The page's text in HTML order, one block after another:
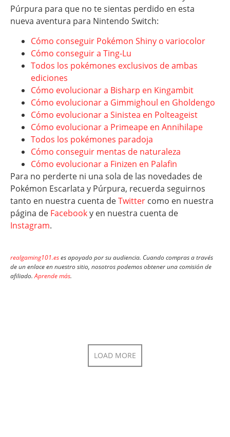
Púrpura para que no te sientas perdido en esta
nueva aventura para Nintendo Switch:
Cómo conseguir Pokémon Shiny o variocolor
Cómo conseguir a Ting-Lu
Todos los pokémones exclusivos de ambas
ediciones
Cómo evolucionar a Bisharp en Kingambit
Cómo evolucionar a Gimmighoul en Gholdengo
Cómo evolucionar a Sinistea en Polteageist
Cómo evolucionar a Primeape en Annihilape
Todos los pokémones paradoja
Cómo conseguir mentas de naturaleza
Cómo evolucionar a Finizen en Palafin
Para no perderte ni una sola de las novedades de
Pokémon Escarlata y Púrpura, recuerda seguirnos
tanto en nuestra cuenta deTwitter como en nuestra
página de Facebooky en nuestra cuenta de
Instagram.
realgaming101.eses apoyado por su audiencia. Cuando compras a través
de un enlace en nuestro sitio, nosotros podemos obtener una comisión de
afiliado.Aprende más.
LOAD MORE